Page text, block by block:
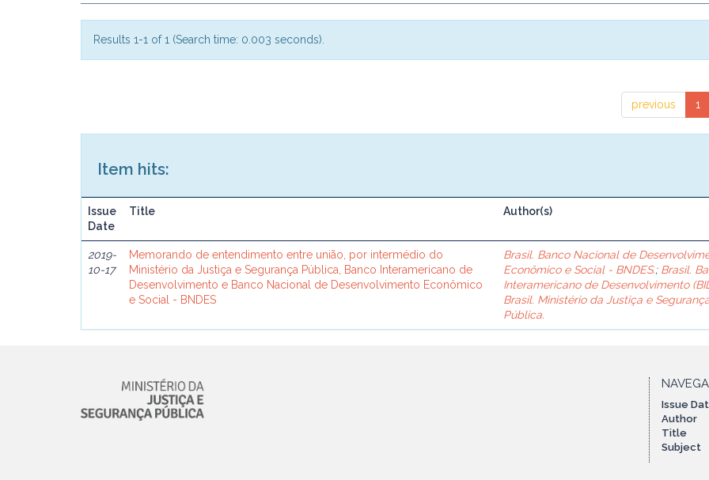
Results 1-1 of 1 (Search time: 0.003 seconds).
previous 1
Item hits:
Issue
Date
Title Author(s)
2019-
10-17
Memorando de entendimento entre união, por intermédio do
Ministério da Justiça e Segurança Pública, Banco Interamericano de
Desenvolvimento e Banco Nacional de Desenvolvimento Econômico
e Social - BNDES
Brasil. Banco Nacional de
Econômico e Social - BNDES.; Brasil.
Interamericano de Desenvolvimento
Brasil. Ministério da Justiça e
Pública.
Issue
Author
Title
Subject